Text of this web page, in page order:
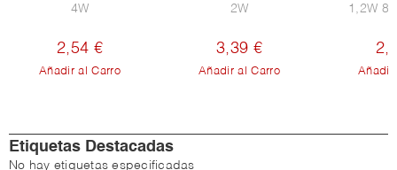
4W
2,54 €
Añadir al Carro
2W
3,39 €
Añadir al Carro
1,2W
Añadir
Etiquetas Destacadas
No hay etiquetas especificadas